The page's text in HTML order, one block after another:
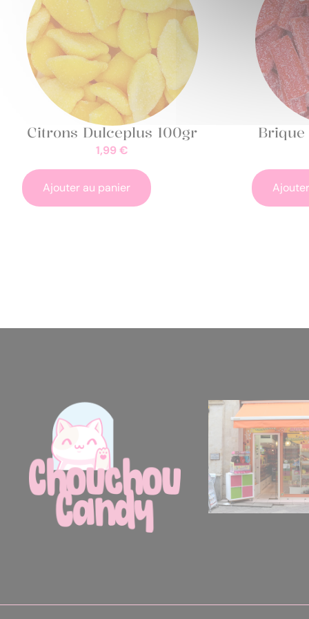
Citrons Dulceplus 100gr
1,99€
Ajouter au panier